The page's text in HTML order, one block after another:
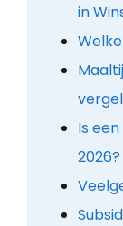
in
Is
2026?